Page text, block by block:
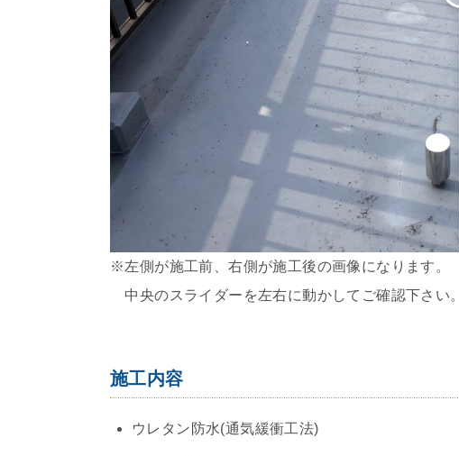
※左側が施工前、右側が施工後の画像になります。
中央のスライダーを左右に動かしてご確認下さい。
施工内容
ウレタン防水(通気緩衝工法)